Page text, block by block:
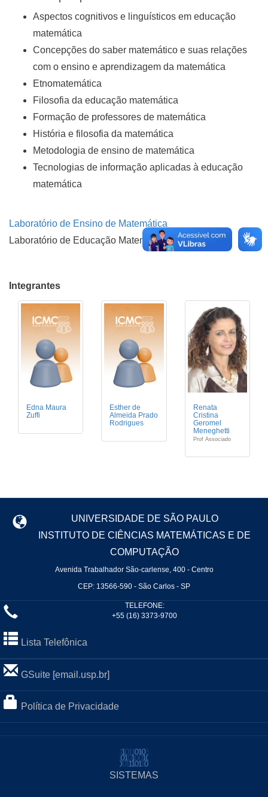
Aspectos cognitivos e linguísticos em educação
matemática
Concepções do saber matemático e suas relações
com o ensino e aprendizagem da matemática
Etnomatemática
Filosofia da educação matemática
Formação de professores de matemática
História e filosofia da matemática
Metodologia de ensino de matemática
Tecnologias de informação aplicadas à educação
matemática
Laboratório de Ensino de Matemática
Laboratório de Educação Matemática
Integrantes
Edna Maura
Zuffi
Esther de
Almeida Prado
Rodrigues
Renata
Cristina
Geromel
Meneghetti
Prof Associado
UNIVERSIDADE DE SÃO PAULO
INSTITUTO DE CIÊNCIAS MATEMÁTICAS E DE
COMPUTAÇÃO
Avenida Trabalhador São-carlense, 400 - Centro
CEP: 13566-590 - São Carlos - SP
TELEFONE:
+55 (16) 3373-9700
Lista Telefônica
GSuite [email.usp.br]
Política de Privacidade
SISTEMAS